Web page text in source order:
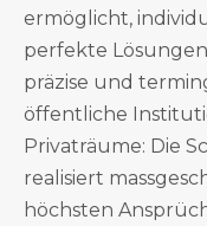
ermöglicht,
perfekte
präzise und
öffentliche
Privaträume: Die
realisiert
höchsten